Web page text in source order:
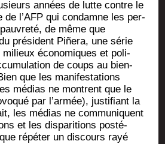
années de lutte contre le
de l’AFP qui condamne les per­
de même que
du pré­sident Piñe­ra, une série
milieux éco­no­miques et poli­
de coups au bien-
que les mani­fes­ta­tions
médias ne montrent que le
par l’armée), jus­ti­fiant la
les médias ne com­mu­niquent
et les dis­pa­ri­tions pos­té­
répé­ter un dis­cours rayé